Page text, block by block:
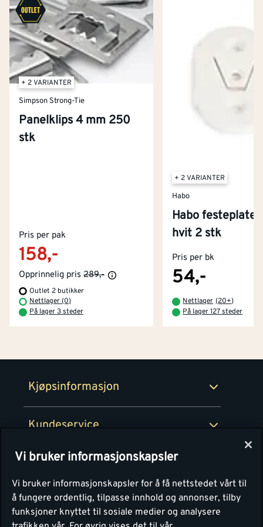
+ 2 VARIANTER
Simpson Strong-Tie
Panelklips 4 mm 250
stk
Pris per pak
158,-
Opprinnelig pris 289,-
Outlet 2 butikker
Nettlager (0)
På lager 3 steder
+ 2 VARIANTER
Habo
Habo festeplate
hvit 2 stk
Pris per bk
54,-
Nettlager (20+)
På lager 127 steder
Kjøpsinformasjon
Kjøpsbetingelser
Betaling
Retur- og angrerettsskjema
Kundeservice
Kontakt oss
Tjenester
Montér Klubb
Montér
Om Montér
Byggevarehus og åpningstider
Prismatch
Personvern
Vi bruker informasjonskapsler
Vi bruker informasjonskapsler for å få nettstedet vårt til
å fungere ordentlig, tilpasse innhold og annonser, tilby
funksjoner knyttet til sosiale medier og analysere